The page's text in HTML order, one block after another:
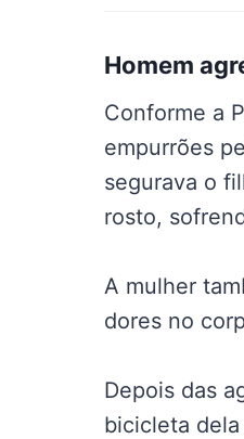
Homem
Conforme a
empurrões
segurava o
rosto,
A mulher
dores no
Depois das
bicicleta